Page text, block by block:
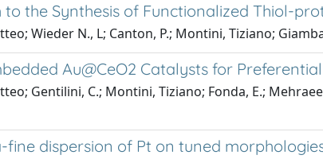
the Synthesis of Functionalized Thiol-
Wieder N., L; Canton, P.; Montini, Tiziano;
Au@CeO2 Catalysts for
Gentilini, C.; Montini, Tiziano; Fonda, E.;
dispersion of Pt on tuned